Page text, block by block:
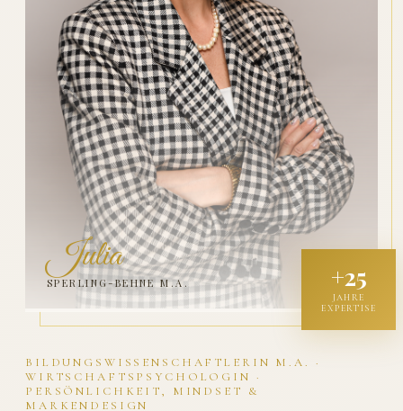
BILDUNGSWISSENSCHAFTLERIN M.A. ·
WIRTSCHAFTSPSYCHOLOGIN ·
PERSÖNLICHKEIT, MINDSET &
MARKENDESIGN
Julia
SPERLING-BEHNE M.A. +25
JAHRE
EXPERTISE